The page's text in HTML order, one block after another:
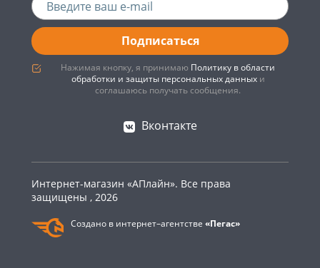
Подписаться
Нажимая кнопку, я принимаю Политику в области
обработки и защиты персональных данныхи
соглашаюсь получать сообщения.
Вконтакте
Интернет-магазин «АПлайн». Все права
защищены , 2026
Создано в интернет–агентстве «Пегас»